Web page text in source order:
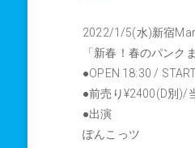
2022/1/5(水)新宿
「新春！春のパンク
●OPEN 18:30 /
●前売り¥2400(D別)/
●出演
ぽんこっツ